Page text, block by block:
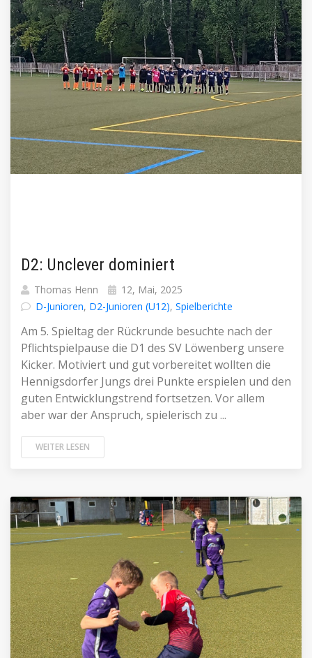
D2: Unclever dominiert
Thomas Henn
12, Mai, 2025
D-Junioren, D2-Junioren (U12), Spielberichte
Am 5. Spieltag der Rückrunde besuchte nach der
Pflichtspielpause die D1 des SV Löwenberg unsere
Kicker. Motiviert und gut vorbereitet wollten die
Hennigsdorfer Jungs drei Punkte erspielen und den
guten Entwicklungstrend fortsetzen. Vor allem
aber war der Anspruch, spielerisch zu ...
WEITER LESEN